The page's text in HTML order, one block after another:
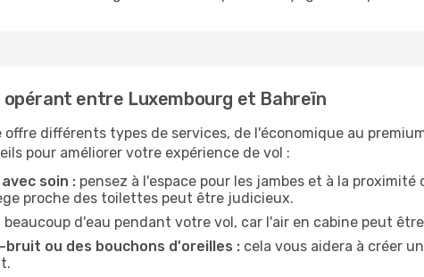
opérant entre Luxembourg et Bahreïn
offre différents types de services, de l'économique au
pour améliorer votre expérience de vol :
soin : pensez à l'espace pour les jambes et à la
proche des toilettes peut être judicieux.
beaucoup d'eau pendant votre vol, car l'air en cabine peut
ou des bouchons d'oreilles : cela vous aidera à créer